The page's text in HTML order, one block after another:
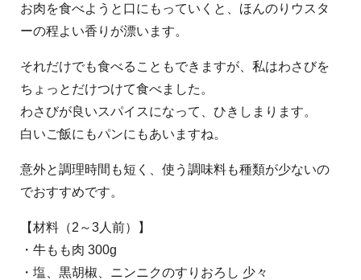
お肉を食べようと口にもっていくと、ほんのりウスタ
ーの程よい香りが漂います。
それだけでも食べることもできますが、私はわさびを
ちょっとだけつけて食べました。
わさびが良いスパイスになって、ひきしまります。
白いご飯にもパンにもあいますね。
意外と調理時間も短く、使う調味料も種類が少ないの
でおすすめです。
【材料（2～3人前）】
・牛もも肉 300g
・塩、黒胡椒、ニンニクのすりおろし 少々